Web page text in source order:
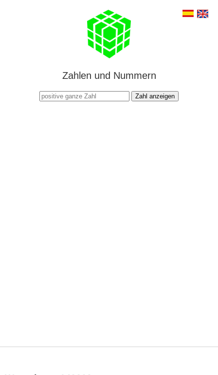
Zahlen und Nummern
Zahl anzeigen